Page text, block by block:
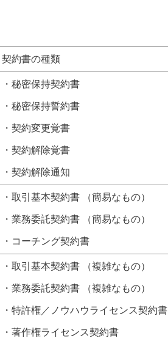
契約書の種類
・秘密保持契約書
・秘密保持誓約書
・契約変更覚書
・契約解除覚書
・契約解除通知
・取引基本契約書 （簡易なもの）
・業務委託契約書 （簡易なもの）
・コーチング契約書
・取引基本契約書 （複雑なもの）
・業務委託契約書 （複雑なもの）
・特許権／ノウハウライセンス契約書
・著作権ライセンス契約書